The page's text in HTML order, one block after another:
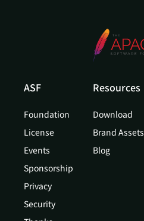
ASF
Foundation
License
Events
Sponsorship
Privacy
Security
Resources
Download
Brand Assets
Blog